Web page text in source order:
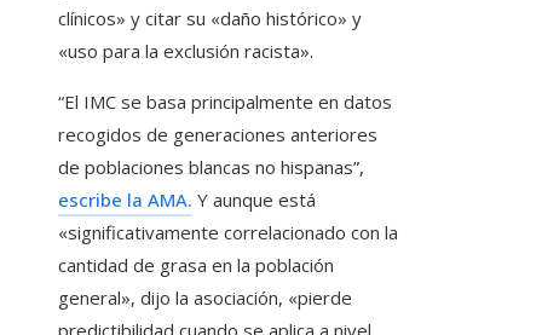
clínicos» y citar su «daño histórico» y
«uso para la exclusión racista».
“El IMC se basa principalmente en datos
recogidos de generaciones anteriores
de poblaciones blancas no hispanas”,
escribe la AMA. Y aunque está
«significativamente correlacionado con la
cantidad de grasa en la población
general», dijo la asociación, «pierde